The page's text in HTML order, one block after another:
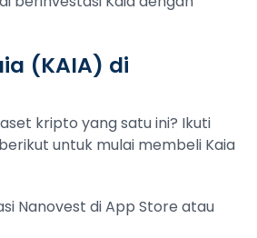
(KAIA) di
kripto yang satu ini? Ikuti
untuk mulai membeli Kaia
Nanovest di App Store atau